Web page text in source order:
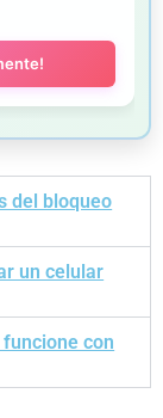
del bloqueo
un celular
con